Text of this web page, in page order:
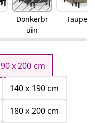
Donkerbr
uin
Taupe
90 x 200 cm
140 x 190 cm
180 x 200 cm